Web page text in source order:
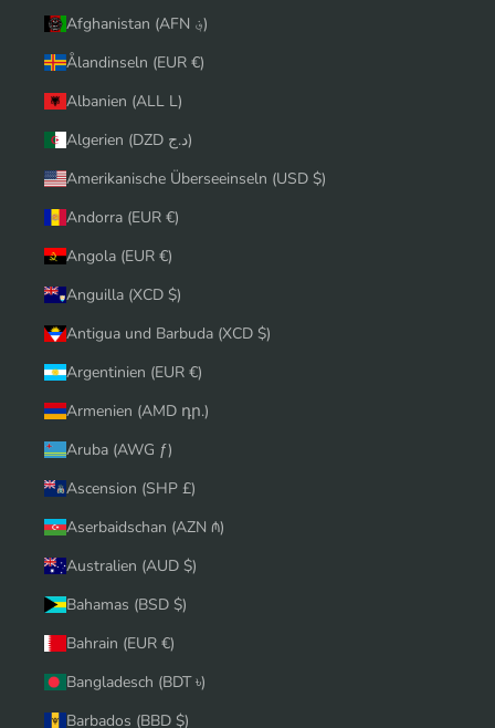
Afghanistan (AFN ؋)
Ålandinseln (EUR €)
Albanien (ALL L)
Algerien (DZD د.ج)
Amerikanische Überseeinseln (USD $)
Andorra (EUR €)
Angola (EUR €)
Anguilla (XCD $)
Antigua und Barbuda (XCD $)
Argentinien (EUR €)
Armenien (AMD դր.)
Aruba (AWG ƒ)
Ascension (SHP £)
Aserbaidschan (AZN ₼)
Australien (AUD $)
Bahamas (BSD $)
Bahrain (EUR €)
Bangladesch (BDT ৳)
Barbados (BBD $)